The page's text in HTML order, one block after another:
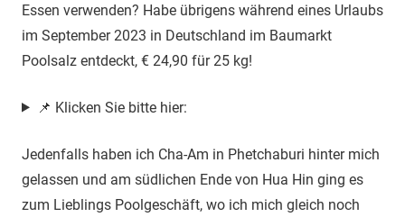
Essen verwenden? Habe übrigens während eines Urlaubs
im September 2023 in Deutschland im Baumarkt
Poolsalz entdeckt, € 24,90 für 25 kg!
📌 Klicken Sie bitte hier:
Jedenfalls haben ich Cha-Am in Phetchaburi hinter mich
gelassen und am südlichen Ende von Hua Hin ging es
zum Lieblings Poolgeschäft, wo ich mich gleich noch